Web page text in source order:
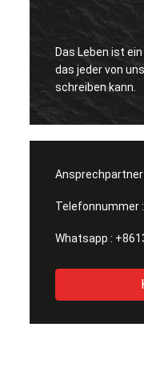
Blatt Papier, weiß, auf
sein Wort oder zwei
Ansprechpartner
Telefonnummer :
Whatsapp :